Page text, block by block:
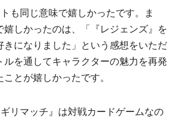
も同じ意味で嬉しかったです。ま
嬉しかったのは、「『レジェンズ』を
きになりました」という感想をいただ
ルを通してキャラクターの魅力を再発
とが嬉しかったです。
ギリマッチ』は対戦カードゲームなの